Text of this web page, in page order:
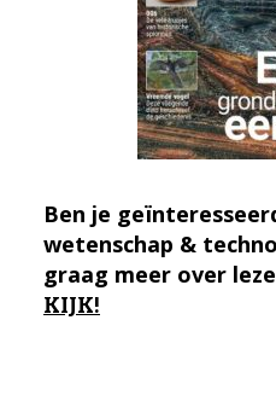
Ben je
wetenschap &
graag meer over
KIJK!